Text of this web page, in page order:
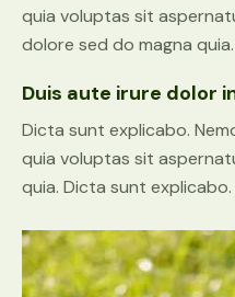
quia voluptas sit
dolore sed do magna quia.
Duis aute irure dolor
Dicta sunt explicabo.
quia voluptas sit
quia. Dicta sunt explicabo.